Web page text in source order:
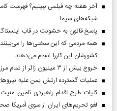
آخر هفته چه فیلمی ببینیم؟ فهرست
شبکه‌های سیما
پاسخ قانون به خشونت در قاب
همه مردمی که این سختی‌ها را
کشورشان این کاررا انجام می‌دهند
خروج بیش از ۳ میلیون زائر از تمام مرز‌های کشور
عملیات گسترده ارتش یمن علیه
کلیات طرح اقدام راهبردی تامین
لغو تحریم‌های ایران از سوی آمریکا